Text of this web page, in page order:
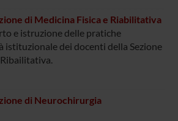
di Medicina Fisica e Riabilitativa
e istruzione delle pratiche
dei docenti della Sezione
di Neurochirurgia